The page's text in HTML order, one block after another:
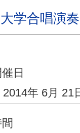
学合唱演
日
2014年 6月 21